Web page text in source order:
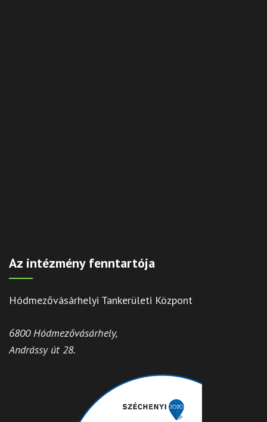
Az intézmény fenntartója
Hódmezővásárhelyi Tankerületi Központ
6800 Hódmezővásárhely,
Andrássy út 28.